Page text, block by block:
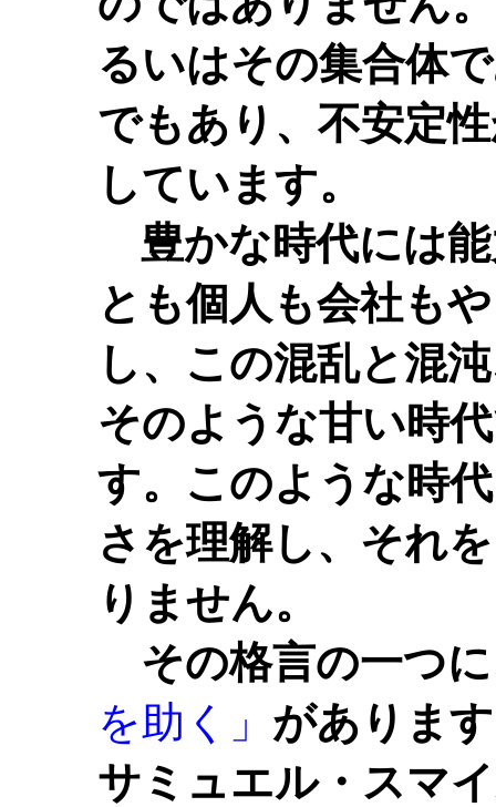
るいはその集合体
でもあり、不安定
しています。
豊かな時代には能
とも個人も会社も
し、この混乱と混
そのような甘い時
す。このような時
さを理解し、それ
りません。
その格言の一つ
を助く」 がありま
サミュエル・スマ